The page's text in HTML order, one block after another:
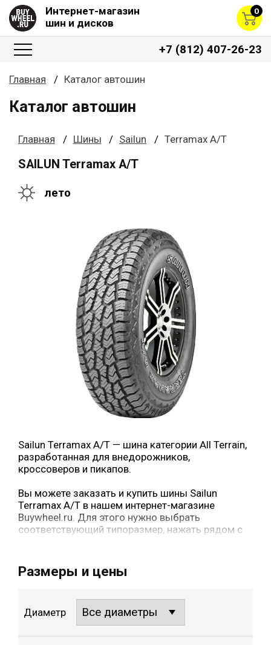
Интернет-магазин
шин и дисков
0
+7 (812) 407-26-23
Главная Каталог автошин
Каталог автошин
Главная Шины Sailun Terramax A/T
SAILUN Terramax A/T
лето
Sailun Terramax A/T — шина категории All Terrain,
разработанная для внедорожников,
кроссоверов и пикапов.
Вы можете заказать и купить шины Sailun
Terramax A/T в нашем интернет-магазине
Buywheel.ru. Для этого нужно выбрать
соответствующий типоразмер, нажать рядом с
Размеры и цены
Диаметр